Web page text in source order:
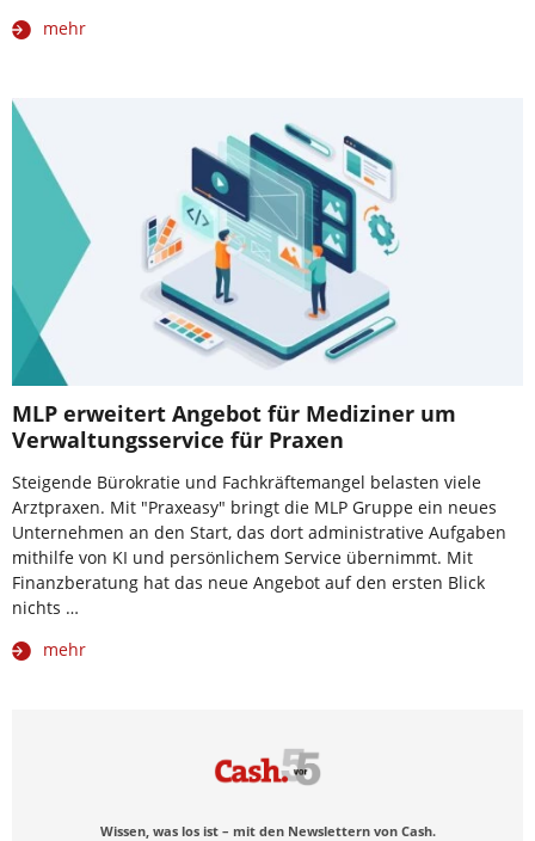
mehr
MLP erweitert Angebot für Mediziner um
Verwaltungsservice für Praxen
Steigende Bürokratie und Fachkräftemangel belasten viele
Arztpraxen. Mit "Praxeasy" bringt die MLP Gruppe ein neues
Unternehmen an den Start, das dort administrative Aufgaben
mithilfe von KI und persönlichem Service übernimmt. Mit
Finanzberatung hat das neue Angebot auf den ersten Blick
nichts …
mehr
Wissen, was los ist – mit den Newslettern von Cash.